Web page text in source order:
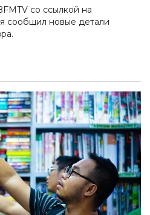
со ссылкой на
сообщил новые детали